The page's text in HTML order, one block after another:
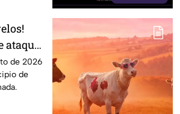
ataque
de 2026
de